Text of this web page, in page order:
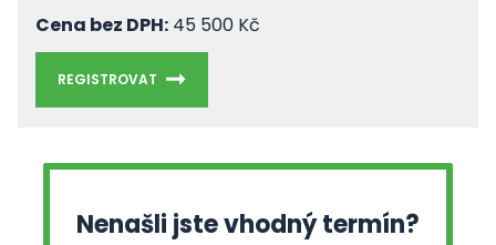
Cena bez DPH: 45 500 Kč
REGISTROVAT
Nenašli jste vhodný termín?